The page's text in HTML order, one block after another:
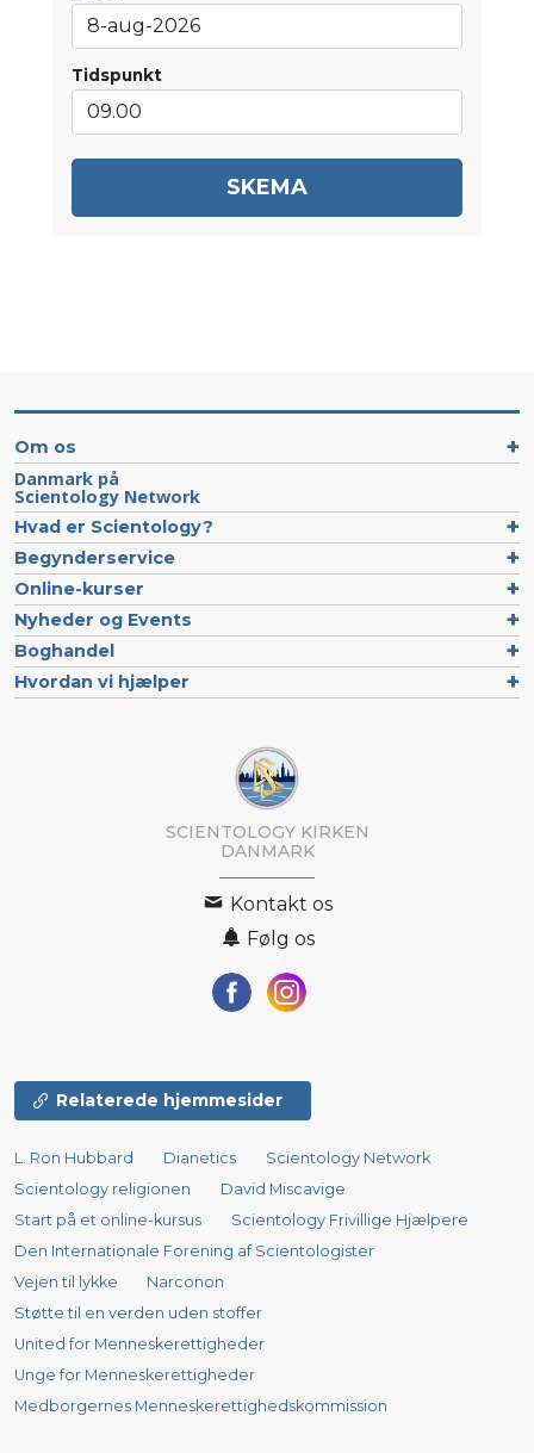
Tidspunkt
SKEMA
Om os
Danmark på
Scientology Network
Hvad er Scientology?
Begynderservice
Online-kurser
Nyheder og Events
Boghandel
Hvordan vi hjælper
SCIENTOLOGY KIRKEN
DANMARK
Kontakt os
Følg os
Relaterede hjemmesider
L. Ron Hubbard Dianetics
Scientology Network
Scientology religionen
David Miscavige
Start på et online-kursus
Scientology Frivillige Hjælpere
Den Internationale Forening af Scientologister
Vejen til lykke
Narconon
Støtte til en verden uden stoffer
United for Menneskerettigheder
Unge for Menneskerettigheder
Medborgernes Menneskerettigheds­kommission